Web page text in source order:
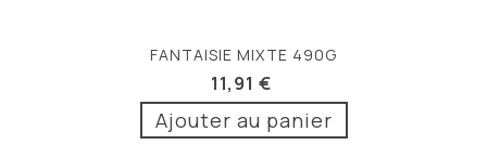
FANTAISIE MIXTE 490G
11,91 €
Ajouter au panier